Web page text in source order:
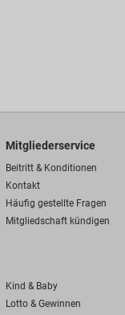
Mitgliederservice
Beitritt & Konditionen
Kontakt
Häufig gestellte Fragen
Mitgliedschaft kündigen
Kind & Baby
Lotto & Gewinnen